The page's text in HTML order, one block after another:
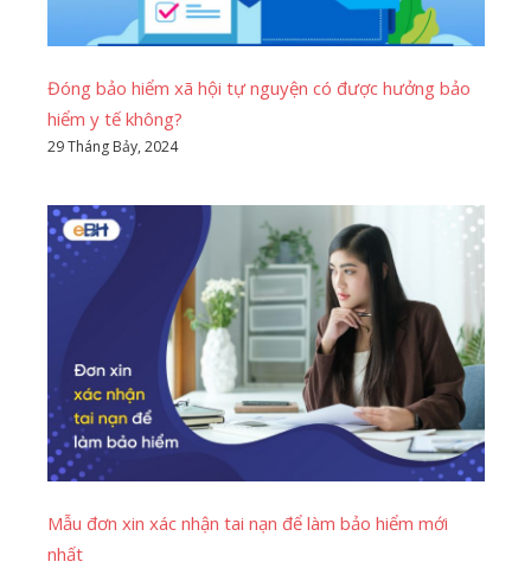
Đóng bảo hiểm xã hội tự nguyện có được hưởng bảo
hiểm y tế không?
29 Tháng Bảy, 2024
Mẫu đơn xin xác nhận tai nạn để làm bảo hiểm mới
nhất